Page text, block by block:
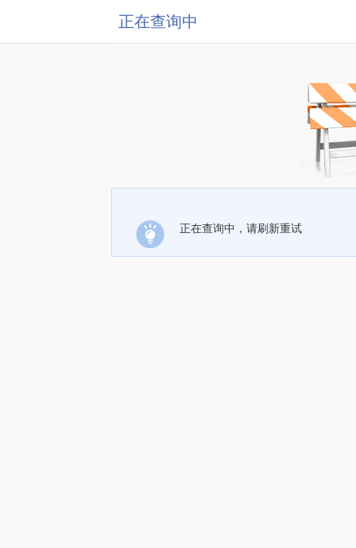
正在查询中
正在查询中，请刷新重试